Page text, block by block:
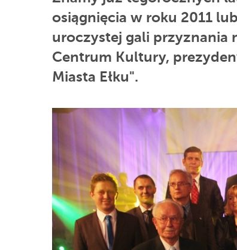
osiągnięcia w roku 2011
uroczystej gali przyznania
Centrum Kultury,
Miasta Ełku".